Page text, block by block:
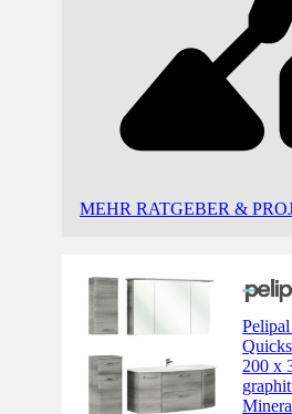
MEHR RATGEBER &
200 x